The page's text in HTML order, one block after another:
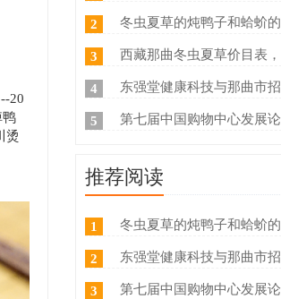
20
鸭
烫
2 冬虫夏草的炖鸭子和蛤蚧的方法
3 西藏那曲冬虫夏草价目表，冬虫夏草如何分等级 ？什么价
4 东强堂健康科技与那曲市招商局达成战略合作
5 第七届中国购物中心发展论坛在上海浦东国际会议中心成功举办
推荐阅读
1 冬虫夏草的炖鸭子和蛤蚧的方法
2 东强堂健康科技与那曲市招商局
3 第七届中国购物中心发展论坛在